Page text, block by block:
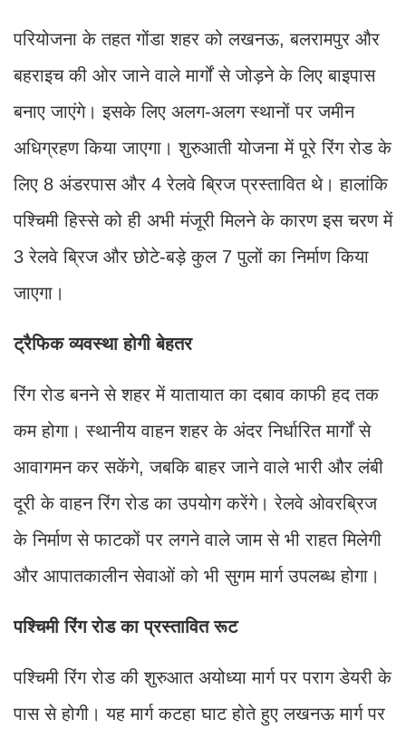
परियोजना के तहत गोंडा शहर को लखनऊ, बलरामपुर और
बहराइच की ओर जाने वाले मार्गों से जोड़ने के लिए बाइपास
बनाए जाएंगे। इसके लिए अलग-अलग स्थानों पर जमीन
अधिग्रहण किया जाएगा। शुरुआती योजना में पूरे रिंग रोड के
लिए 8 अंडरपास और 4 रेलवे ब्रिज प्रस्तावित थे। हालांकि
पश्चिमी हिस्से को ही अभी मंजूरी मिलने के कारण इस चरण में
3 रेलवे ब्रिज और छोटे-बड़े कुल 7 पुलों का निर्माण किया
जाएगा।
ट्रैफिक व्यवस्था होगी बेहतर
रिंग रोड बनने से शहर में यातायात का दबाव काफी हद तक
कम होगा। स्थानीय वाहन शहर के अंदर निर्धारित मार्गों से
आवागमन कर सकेंगे, जबकि बाहर जाने वाले भारी और लंबी
दूरी के वाहन रिंग रोड का उपयोग करेंगे। रेलवे ओवरब्रिज
के निर्माण से फाटकों पर लगने वाले जाम से भी राहत मिलेगी
और आपातकालीन सेवाओं को भी सुगम मार्ग उपलब्ध होगा।
पश्चिमी रिंग रोड का प्रस्तावित रूट
पश्चिमी रिंग रोड की शुरुआत अयोध्या मार्ग पर पराग डेयरी के
पास से होगी। यह मार्ग कटहा घाट होते हुए लखनऊ मार्ग पर